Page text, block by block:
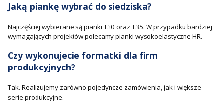
Jaką piankę wybrać do siedziska?
Najczęściej wybierane są pianki T30 oraz T35. W przypadku bardziej
wymagających projektów polecamy pianki wysokoelastyczne HR.
Czy wykonujecie formatki dla firm
produkcyjnych?
Tak. Realizujemy zarówno pojedyncze zamówienia, jak i większe
serie produkcyjne.